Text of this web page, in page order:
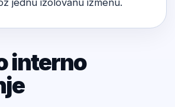
jednu izolovanu izmenu.
interno